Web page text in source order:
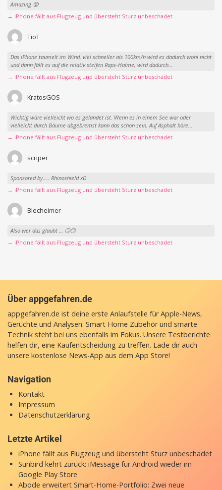
Amazing 😜
→ iPhone fällt aus Flugzeug und übersteht Sturz unbeschadet
TioT
Das iPhone taumelt im Wind, viel schneller als 100km/h wird es dadurch wohl nicht
und dann fällt es auf die relativ steifen Raps-Halme, wird dadurch...
→ iPhone fällt aus Flugzeug und übersteht Sturz unbeschadet
KratosGOS
Wichtig wäre vielleicht wo es gelandet ist. Wenn es in einem See war oder
vielleicht durch Bäume abgebremst kann das schon sein. Auf Asphalt höre...
→ iPhone fällt aus Flugzeug und übersteht Sturz unbeschadet
scriper
Sponsored by….. Rhinoshield xD
→ iPhone fällt aus Flugzeug und übersteht Sturz unbeschadet
Blecheimer
Also wer das glaubt … 🙄🙄
→ iPhone fällt aus Flugzeug und übersteht Sturz unbeschadet
Über appgefahren.de
appgefahren.de ist deine erste Anlaufstelle für Apple-News,
Gerüchte und Analysen. Smart Home Zubehör und smarte
Technik steht bei uns ebenfalls im Fokus. Unsere Testberichte
helfen dir, eine Kaufentscheidung zu treffen. Lade dir auch
unsere kostenlose News-App aus dem App Store!
Navigation
Kontakt
Impressum
Datenschutzerklärung
Letzte Artikel
iPhone fällt aus Flugzeug und übersteht Sturz unbeschadet
Sunbird kehrt zurück: iMessage für Android wieder im
Google Play Store
Abode erweitert Smart-Home-Portfolio: Zwei neue